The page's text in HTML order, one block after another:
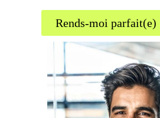
Rends-moi parfait(e)